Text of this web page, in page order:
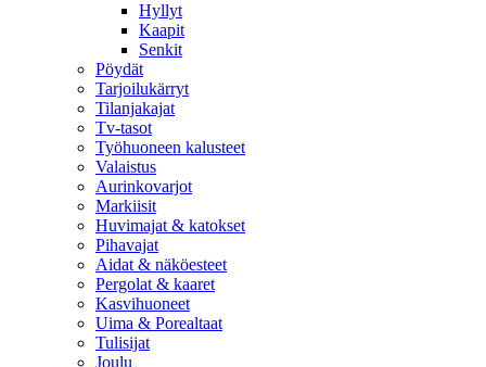
Hyllyt
Kaapit
Senkit
Pöydät
Tarjoilukärryt
Tilanjakajat
Tv-tasot
Työhuoneen kalusteet
Valaistus
Aurinkovarjot
Markiisit
Huvimajat & katokset
Pihavajat
Aidat & näköesteet
Pergolat & kaaret
Kasvihuoneet
Uima & Porealtaat
Tulisijat
Joulu